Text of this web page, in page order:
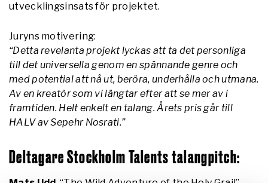
utvecklingsinsats för projektet.
Juryns motivering:
“Detta revelanta projekt lyckas att ta det personliga
till det universella genom en spännande genre och
med potential att nå ut, beröra, underhålla och utmana.
Av en kreatör som vi längtar efter att se mer av i
framtiden. Helt enkelt en talang. Årets pris går till
HALV av Sepehr Nosrati.”
Deltagare Stockholm Talents talangpitch: